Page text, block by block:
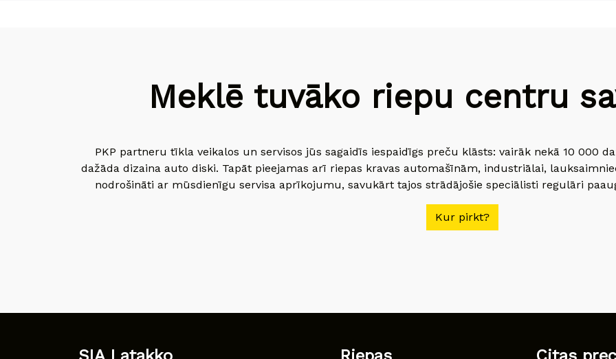
Meklē tuvāko riepu centru
PKP partneru tīkla veikalos un servisos jūs sagaidīs iespaidīgs preču klāsts: vairāk nekā 10 000
dažāda dizaina auto diski. Tapāt pieejamas arī riepas kravas automašīnām, industriālai,
nodrošināti ar mūsdienīgu servisa aprīkojumu, savukārt tajos strādājošie speciālisti regulāri
Kur pirkt?